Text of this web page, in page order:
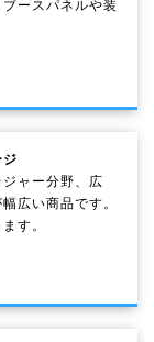
ースパネルや装
ャー分野、広
広い商品です。
す。